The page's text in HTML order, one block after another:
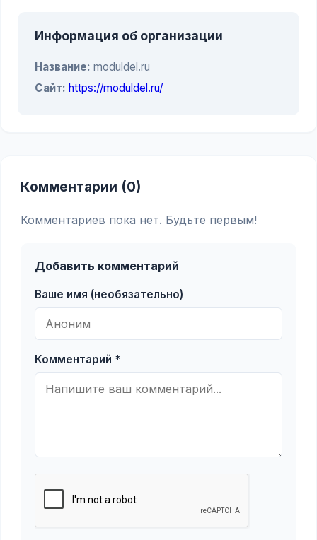
Информация об организации
Название: moduldel.ru
Сайт: https://moduldel.ru/
Комментарии (0)
Комментариев пока нет. Будьте первым!
Добавить комментарий
Ваше имя (необязательно)
Комментарий *